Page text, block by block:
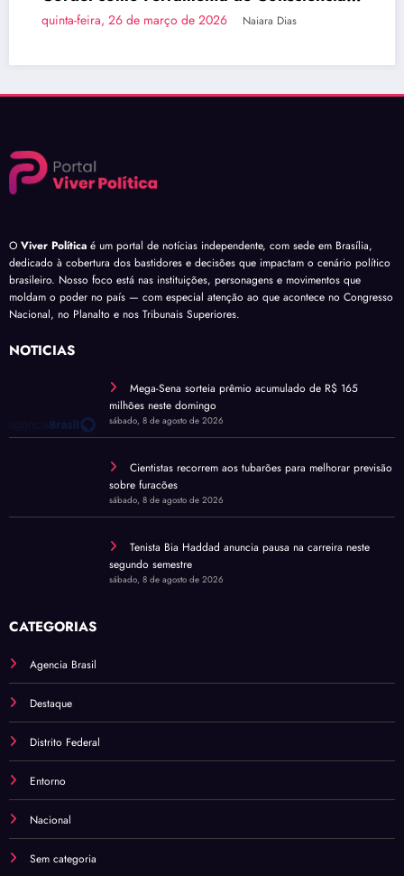
feira, 26 de março de 2026 Naiara Dias
O Viver Política é um portal de notícias independente, com sede em Brasília,
dedicado à cobertura dos bastidores e decisões que impactam o cenário político
brasileiro. Nosso foco está nas instituições, personagens e movimentos que
moldam o poder no país — com especial atenção ao que acontece no Congresso
Nacional, no Planalto e nos Tribunais Superiores.
NOTÍCIAS
Mega-Sena sorteia prêmio acumulado de R$ 165
milhões neste domingo
sábado, 8 de agosto de 2026
Cientistas recorrem aos tubarões para melhorar previsão
sobre furacões
sábado, 8 de agosto de 2026
Tenista Bia Haddad anuncia pausa na carreira neste
segundo semestre
sábado, 8 de agosto de 2026
CATEGORIAS
Agencia Brasil
Destaque
Distrito Federal
Entorno
Nacional
Sem categoria